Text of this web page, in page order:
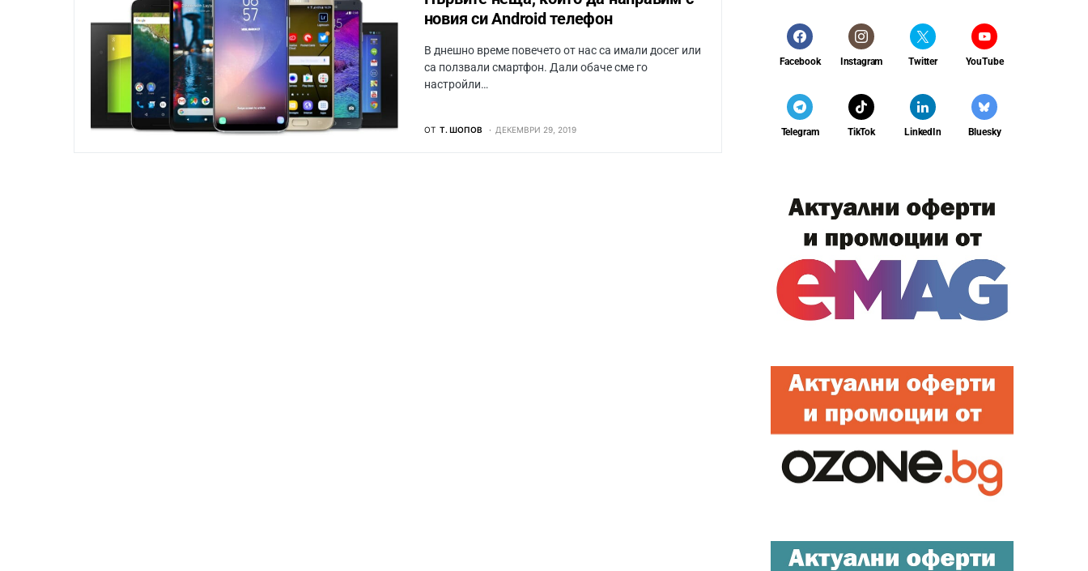
новия си Android телефон
В днешно време повечето от нас са имали досег или
са ползвали смартфон. Дали обаче сме го
настройли…
ОТ Т. ШОПОВ ДЕКЕМВРИ 29, 2019
Facebook Instagram Twitter YouTube
Telegram TikTok LinkedIn Bluesky